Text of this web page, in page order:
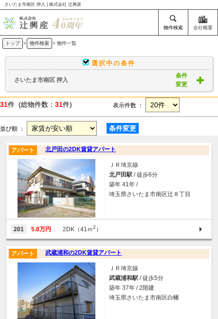
さいたま市南区 押入 | 株式会社 辻興産
物件検索 会社概要
トップ > 物件検索 > 物件一覧
選択中の条件
さいたま市南区 押入
条件
変更
31件 (総物件数： 31件) 表示件数 ：
並び順 ： 条件変更
北戸田の2DK賃貸アパート
アパート
ＪＲ埼京線
北戸田駅 / 徒歩6分
築年 41年 /
埼玉県さいたま市南区辻８丁目
201 5.8万円 2DK（41ｍ2 ）
武蔵浦和の2DK賃貸アパート
アパート
ＪＲ埼京線
武蔵浦和駅 / 徒歩5分
築年 37年 / 2階建
埼玉県さいたま市南区白幡